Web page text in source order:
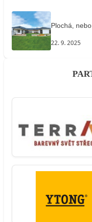
Plochá,
22. 9. 2025